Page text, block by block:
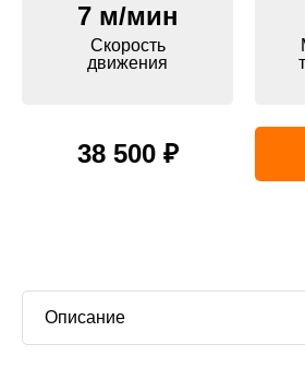
7 м/мин
Скорость
движения
38 500 ₽
Описание